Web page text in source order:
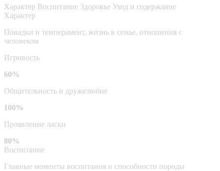
Характер Воспитание Здоровье Уход и содержание
Характер
Повадки и темперамент, жизнь в семье, отношения с
человеком
Игривость
60%
Общительность и дружелюбие
100%
Проявление ласки
80%
Воспитание
Главные моменты воспитания и способности породы